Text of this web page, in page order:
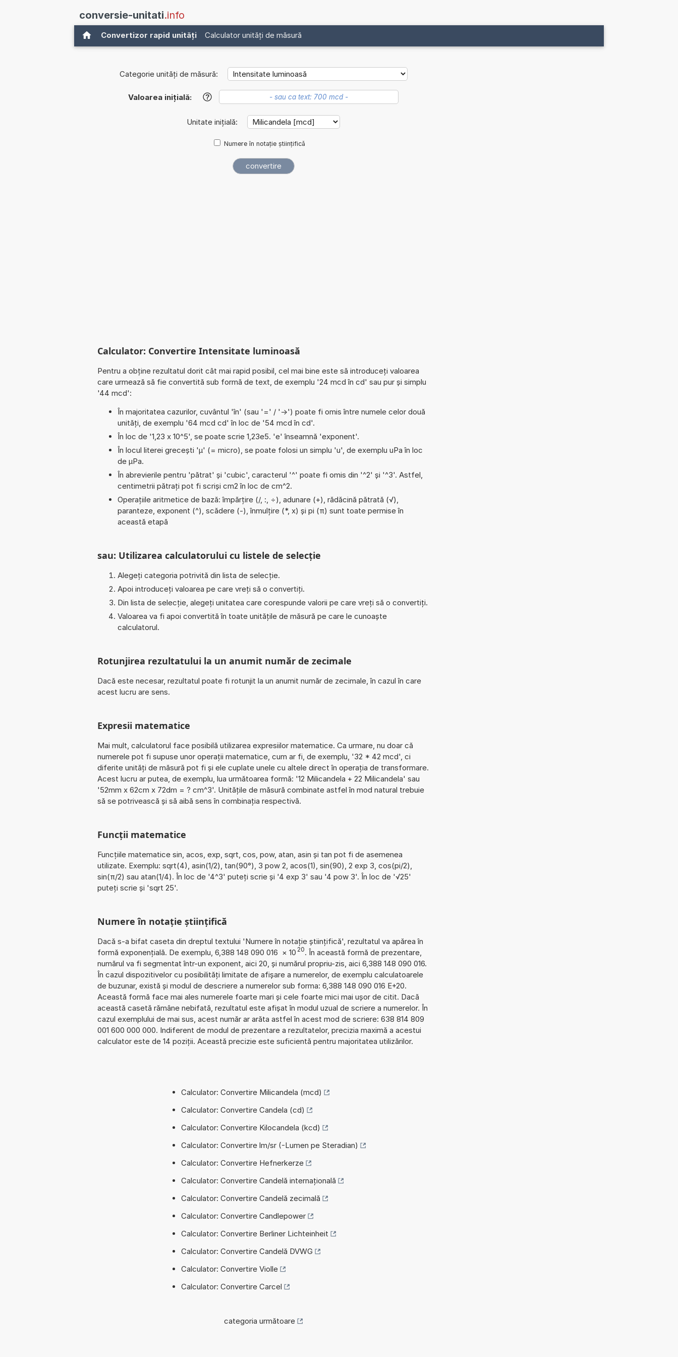
conversie-unitati.info
Convertizor rapid unități Calculator unități de măsură
Categorie unități de măsură:
Valoarea inițială: ?
Unitate inițială:
Numere în notație științifică
Calculator: Convertire Intensitate luminoasă
Pentru a obține rezultatul dorit cât mai rapid posibil, cel mai bine este să introduceți valoarea
care urmează să fie convertită sub formă de text, de exemplu '24 mcd în cd' sau pur și simplu
'44 mcd':
În majoritatea cazurilor, cuvântul 'în' (sau '=' / '->') poate fi omis între numele celor două
unități, de exemplu '64 mcd cd' în loc de '54 mcd în cd'.
În loc de '1,23 x 10^5', se poate scrie 1,23e5. 'e' înseamnă 'exponent'.
În locul literei grecești 'µ' (= micro), se poate folosi un simplu 'u', de exemplu uPa în loc
de µPa.
În abrevierile pentru 'pătrat' și 'cubic', caracterul '^' poate fi omis din '^2' și '^3'. Astfel,
centimetrii pătrați pot fi scriși cm2 în loc de cm^2.
Operațiile aritmetice de bază: împărțire (/, :, ÷), adunare (+), rădăcină pătrată (√),
paranteze, exponent (^), scădere (-), înmulțire (*, x) și pi (π) sunt toate permise în
această etapă
sau: Utilizarea calculatorului cu listele de selecție
Alegeți categoria potrivită din lista de selecție.
Apoi introduceți valoarea pe care vreți să o convertiți.
Din lista de selecție, alegeți unitatea care corespunde valorii pe care vreți să o convertiți.
Valoarea va fi apoi convertită în toate unitățile de măsură pe care le cunoaște
calculatorul.
Rotunjirea rezultatului la un anumit număr de zecimale
Dacă este necesar, rezultatul poate fi rotunjit la un anumit număr de zecimale, în cazul în care
acest lucru are sens.
Expresii matematice
Mai mult, calculatorul face posibilă utilizarea expresiilor matematice. Ca urmare, nu doar că
numerele pot fi supuse unor operații matematice, cum ar fi, de exemplu, '32 * 42 mcd', ci
diferite unități de măsură pot fi și ele cuplate unele cu altele direct în operația de transformare.
Acest lucru ar putea, de exemplu, lua următoarea formă: '12 Milicandela + 22 Milicandela' sau
'52mm x 62cm x 72dm = ? cm^3'. Unitățile de măsură combinate astfel în mod natural trebuie
să se potrivească și să aibă sens în combinația respectivă.
Funcții matematice
Funcțiile matematice sin, acos, exp, sqrt, cos, pow, atan, asin și tan pot fi de asemenea
utilizate. Exemplu: sqrt(4), asin(1/2), tan(90°), 3 pow 2, acos(1), sin(90), 2 exp 3, cos(pi/2),
sin(π/2) sau atan(1/4). În loc de '4^3' puteți scrie și '4 exp 3' sau '4 pow 3'. În loc de '√25'
puteți scrie și 'sqrt 25'.
Numere în notație științifică
Dacă s-a bifat caseta din dreptul textului 'Numere în notație științifică', rezultatul va apărea în
formă exponențială. De exemplu, 6,388 148 090 016 × 10 20. În această formă de prezentare,
numărul va fi segmentat într-un exponent, aici 20, și numărul propriu-zis, aici 6,388 148 090 016.
În cazul dispozitivelor cu posibilități limitate de afișare a numerelor, de exemplu calculatoarele
de buzunar, există și modul de descriere a numerelor sub forma: 6,388 148 090 016 E+20.
Această formă face mai ales numerele foarte mari și cele foarte mici mai ușor de citit. Dacă
această casetă rămâne nebifată, rezultatul este afișat în modul uzual de scriere a numerelor. În
cazul exemplului de mai sus, acest număr ar arăta astfel în acest mod de scriere: 638 814 809
001 600 000 000. Indiferent de modul de prezentare a rezultatelor, precizia maximă a acestui
calculator este de 14 poziții. Această precizie este suficientă pentru majoritatea utilizărilor.
Calculator: Convertire Milicandela (mcd)
Calculator: Convertire Candela (cd)
Calculator: Convertire Kilocandela (kcd)
Calculator: Convertire lm/sr (-Lumen pe Steradian)
Calculator: Convertire Hefnerkerze
Calculator: Convertire Candelă internațională
Calculator: Convertire Candelă zecimală
Calculator: Convertire Candlepower
Calculator: Convertire Berliner Lichteinheit
Calculator: Convertire Candelă DVWG
Calculator: Convertire Violle
Calculator: Convertire Carcel
categoria următoare